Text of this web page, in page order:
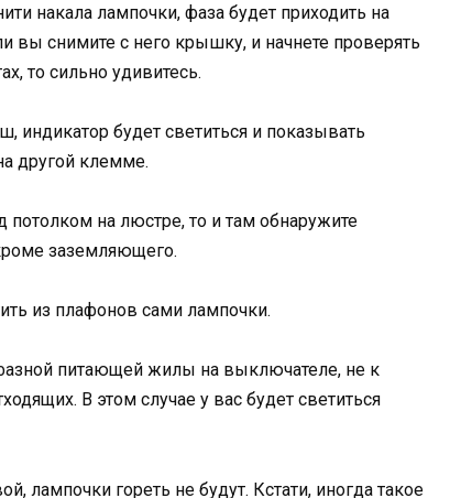
накала лампочки, фаза будет приходить на
снимите с него крышку, и начнете проверять
то сильно удивитесь.
будет светиться и показывать
другой клемме.
потолком на люстре, то и там обнаружите
заземляющего.
из плафонов сами лампочки.
питающей жилы на выключателе, не к
В этом случае у вас будет светиться
лампочки гореть не будут. Кстати, иногда такое